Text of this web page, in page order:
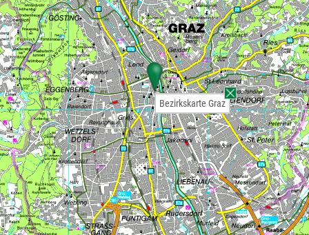
Bezirkskarte Graz